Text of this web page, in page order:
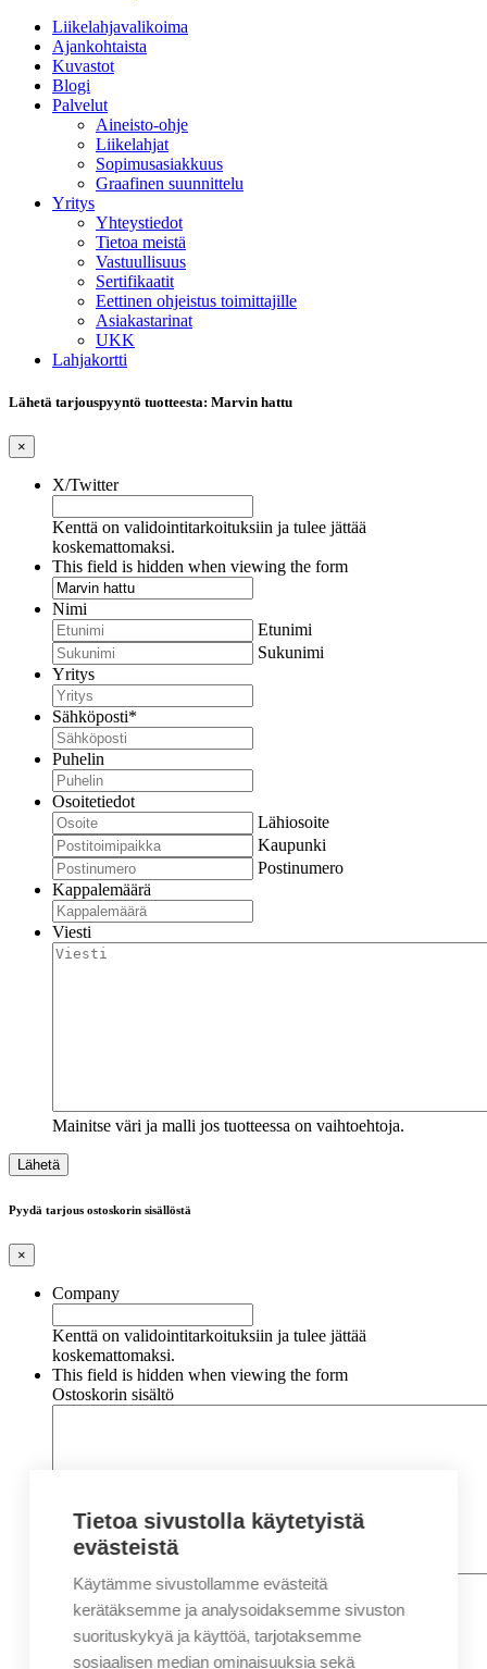
Liikelahjavalikoima
Ajankohtaista
Kuvastot
Blogi
Palvelut
Aineisto-ohje
Liikelahjat
Sopimusasiakkuus
Graafinen suunnittelu
Yritys
Yhteystiedot
Tietoa meistä
Vastuullisuus
Sertifikaatit
Eettinen ohjeistus toimittajille
Asiakastarinat
UKK
Lahjakortti
Lähetä tarjouspyyntö tuotteesta: Marvin hattu
×
X/Twitter
Kenttä on validointitarkoituksiin ja tulee jättää
koskemattomaksi.
This field is hidden when viewing the form
Nimi
Etunimi
Sukunimi
Yritys
Sähköposti*
Puhelin
Osoitetiedot
Lähiosoite
Kaupunki
Postinumero
Kappalemäärä
Viesti
Mainitse väri ja malli jos tuotteessa on vaihtoehtoja.
Pyydä tarjous ostoskorin sisällöstä
×
Company
Kenttä on validointitarkoituksiin ja tulee jättää
koskemattomaksi.
This field is hidden when viewing the form
Ostoskorin sisältö
Nimi*
Etunimi
Sukunimi
Tietoa sivustolla käytetyistä
evästeistä
Käytämme sivustollamme evästeitä
kerätäksemme ja analysoidaksemme sivuston
suorituskykyä ja käyttöä, tarjotaksemme
sosiaalisen median ominaisuuksia sekä